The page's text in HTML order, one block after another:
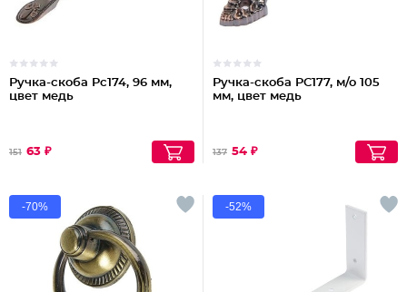
Ручка-скоба Pc174, 96 мм,
цвет медь
151 63 ₽
Ручка-скоба PC177, м/о 105
мм, цвет медь
137 54 ₽
-70% -52%